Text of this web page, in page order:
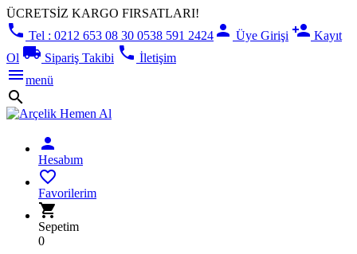
ÜCRETSİZ KARGO FIRSATLARI!
phone Tel : 0212 653 08 30 0538 591 2424 person Üye Girişi person_add Kayıt
Ol local_shipping Sipariş Takibi phone İletişim
menumenü
search
person
Hesabım
favorite_border
Favorilerim
shopping_cart
Sepetim
0